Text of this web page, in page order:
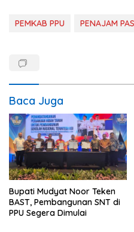
PEMKAB PPU PENAJAM
Baca Juga
Bupati Mudyat Noor Teken
BAST, Pembangunan SNT di
PPU Segera Dimulai